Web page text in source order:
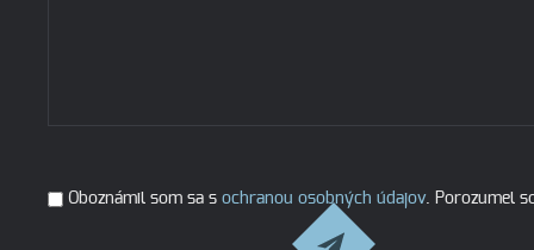
Oboznámil som sa s ochranou osobných údajov. Porozumel